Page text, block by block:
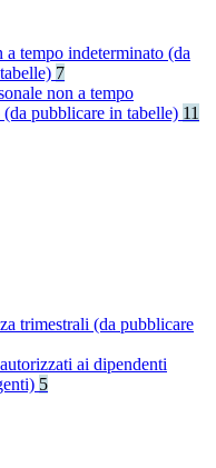
a tempo indeterminato (da
7
non a tempo
pubblicare in tabelle) 11
trimestrali (da pubblicare
ai dipendenti
5